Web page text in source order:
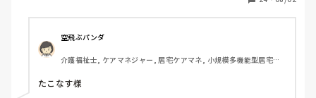
空飛ぶパンダ
介護福祉士, ケアマネジャー, 居宅ケアマネ, 小規模多機能型居宅介
たこなす様